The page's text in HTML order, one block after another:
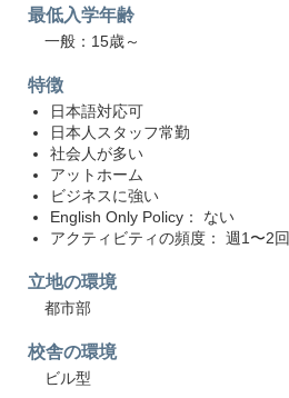
最低入学年齢
一般：15歳～
特徴
日本語対応可
日本人スタッフ常勤
社会人が多い
アットホーム
ビジネスに強い
English Only Policy： ない
アクティビティの頻度： 週1〜2回
立地の環境
都市部
校舎の環境
ビル型